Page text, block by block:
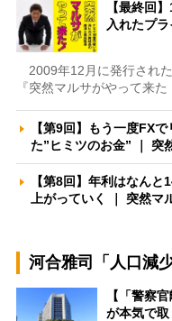
【最終回
入れたプ
2009年12月に発行され
『突然マルサがやって来
【第9回】もう一度FX
た”ヒミツのお金” ｜ 突
【第8回】年利はなん
上がっていく ｜ 突然マ
河合雅司「人口減
【「警察
が本気で